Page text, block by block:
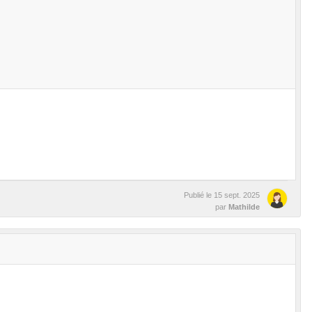
Publié le 15 sept. 2025
par Mathilde